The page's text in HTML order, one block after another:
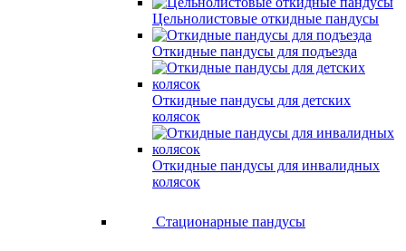
Цельнолистовые откидные пандусы
Откидные пандусы для подъезда
Откидные пандусы для детских
колясок
Откидные пандусы для инвалидных
колясок
Стационарные пандусы